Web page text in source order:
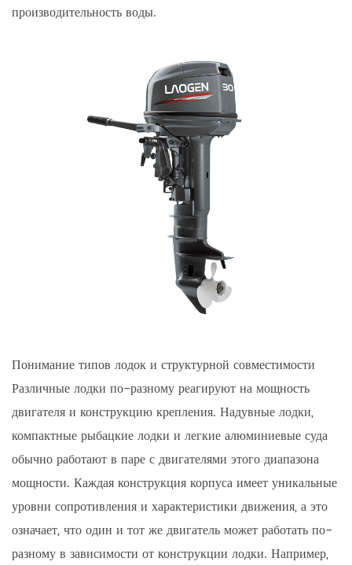
производительность воды.
Понимание типов лодок и структурной совместимости
Различные лодки по-разному реагируют на мощность
двигателя и конструкцию крепления. Надувные лодки,
компактные рыбацкие лодки и легкие алюминиевые суда
обычно работают в паре с двигателями этого диапазона
мощности. Каждая конструкция корпуса имеет уникальные
уровни сопротивления и характеристики движения, а это
означает, что один и тот же двигатель может работать по-
разному в зависимости от конструкции лодки. Например,